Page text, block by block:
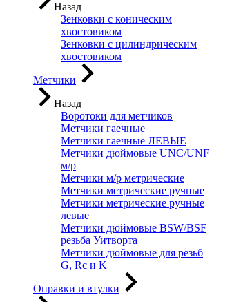
Назад
Зенковки с коническим
хвостовиком
Зенковки с цилиндрическим
хвостовиком
Метчики
Назад
Воротоки для метчиков
Метчики гаечные
Метчики гаечные ЛЕВЫЕ
Метчики дюймовые UNC/UNF
м/р
Метчики м/р метрические
Метчики метрические ручные
Метчики метрические ручные
левые
Метчики дюймовые BSW/BSF
резьба Уитворта
Метчики дюймовые для резьб
G, Rc и K
Оправки и втулки